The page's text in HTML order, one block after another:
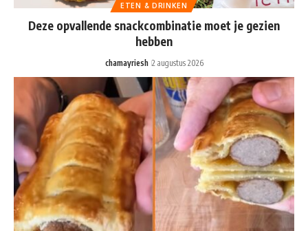
ETEN & DRINKEN
Deze opvallende snackcombinatie moet je gezien
hebben
chamayriesh 2 augustus 2026